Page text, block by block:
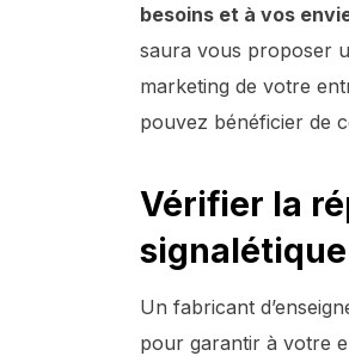
besoins et à vos
saura vous proposer
marketing de votre
pouvez bénéficier de
Vérifier la
signalétique
Un fabricant
pour garantir à votre